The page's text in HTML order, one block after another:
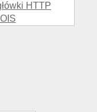
HTTP